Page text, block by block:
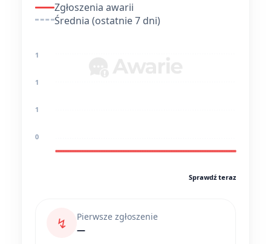
Zgłoszenia awarii
Średnia (ostatnie 7 dni)
1
1
1
0
Sprawdź teraz
↯
Pierwsze zgłoszenie
—